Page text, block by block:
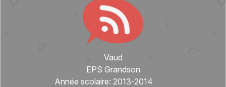
Vaud
EPS Grandson
Année scolaire: 2013-2014